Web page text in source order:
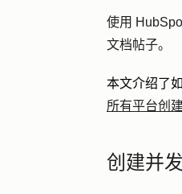
使用
文档帖子。
本文介绍了
所有平台创
创建并